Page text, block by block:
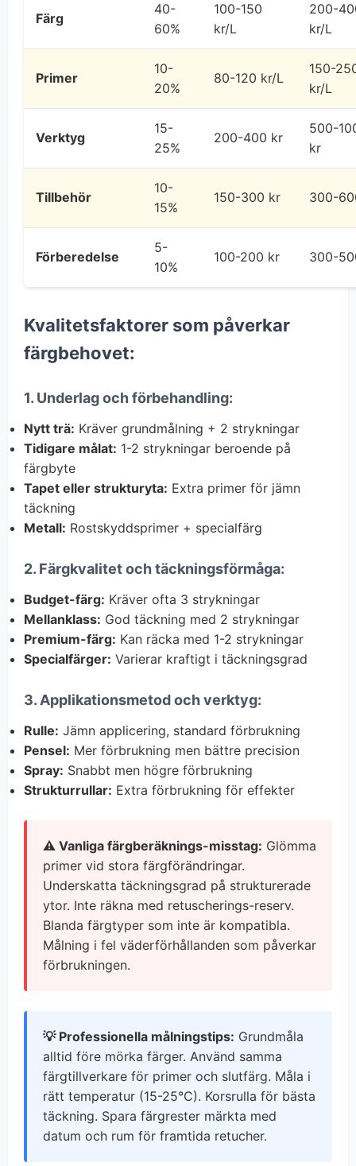
Färg
40-
60%
100-150
kr/L
200-
kr/L
Primer
10-
20%
80-120 kr/L
150-
kr/L
Verktyg
15-
25%
200-400 kr
500-
kr
Tillbehör
10-
15%
150-300 kr 300-
Förberedelse
5-
10%
100-200 kr 300-
Kvalitetsfaktorer som påverkar
färgbehovet:
1. Underlag och förbehandling:
Nytt trä: Kräver grundmålning + 2 strykningar
Tidigare målat: 1-2 strykningar beroende på
färgbyte
Tapet eller strukturyta: Extra primer för jämn
täckning
Metall: Rostskyddsprimer + specialfärg
2. Färgkvalitet och täckningsförmåga:
Budget-färg: Kräver ofta 3 strykningar
Mellanklass: God täckning med 2 strykningar
Premium-färg: Kan räcka med 1-2 strykningar
Specialfärger: Varierar kraftigt i täckningsgrad
3. Applikationsmetod och verktyg:
Rulle: Jämn applicering, standard förbrukning
Pensel: Mer förbrukning men bättre precision
Spray: Snabbt men högre förbrukning
Strukturrullar: Extra förbrukning för effekter
⚠️ Vanliga färgberäknings-misstag: Glömma
primer vid stora färgförändringar.
Underskatta täckningsgrad på strukturerade
ytor. Inte räkna med retuscherings-reserv.
Blanda färgtyper som inte är kompatibla.
Målning i fel väderförhållanden som påverkar
förbrukningen.
💡 Professionella målningstips: Grundmåla
alltid före mörka färger. Använd samma
färgtillverkare för primer och slutfärg. Måla i
rätt temperatur (15-25°C). Korsrulla för bästa
täckning. Spara färgrester märkta med
datum och rum för framtida retucher.